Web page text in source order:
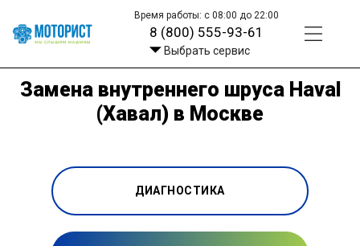
Время работы: с 08:00 до 22:00
8 (800) 555-93-61
Выбрать сервис
Замена внутреннего шруса Haval
(Хавал) в Москве
ДИАГНОСТИКА